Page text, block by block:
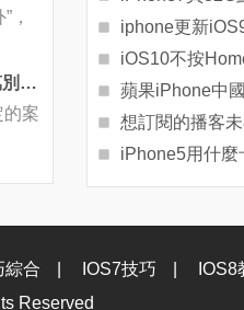
，
“Apple ID已鎖定”？千萬別點解鎖
案
蘋果iPhone中
iPhone5用什麼
綜合 IOS7技巧
IOS8
Reserved